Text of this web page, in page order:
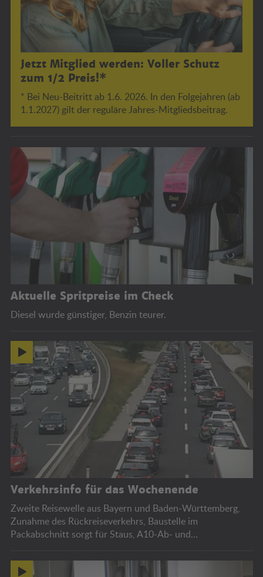
Jetzt Mitglied werden: Voller Schutz
zum 1/2 Preis!*
* Bei Neu-Beitritt ab 1.6. 2026. In den Folgejahren (ab
1.1.2027) gilt der reguläre Jahres-Mitgliedsbeitrag.
Aktuelle Spritpreise im Check
Diesel wurde günstiger, Benzin teurer.
Verkehrsinfo für das Wochenende
Zweite Reisewelle aus Bayern und Baden-Württemberg,
Zunahme des Rückreiseverkehrs, Baustelle im
Packabschnitt sorgt für Staus, A10-Ab- und